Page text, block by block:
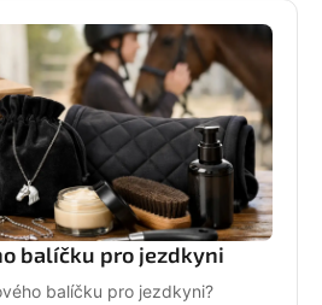
balíčku pro jezdkyni
balíčku pro jezdkyni?